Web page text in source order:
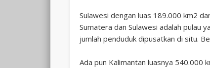
Sulawesi dengan luas 189.000 km2
Sumatera dan Sulawesi adalah pulau
jumlah penduduk dipusatkan di situ.
Ada pun Kalimantan luasnya 540.000